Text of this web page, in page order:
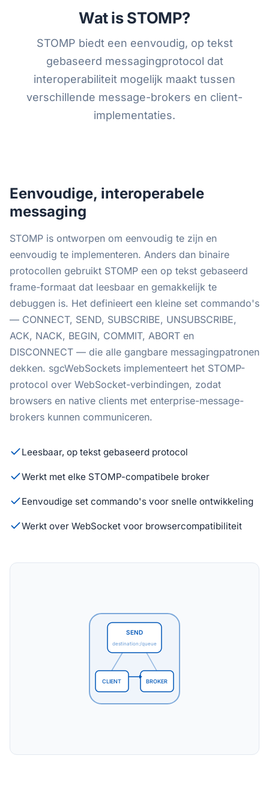
Wat is STOMP?
STOMP biedt een eenvoudig, op tekst
gebaseerd messagingprotocol dat
interoperabiliteit mogelijk maakt tussen
verschillende message-brokers en client-
implementaties.
Eenvoudige, interoperabele
messaging
STOMP is ontworpen om eenvoudig te zijn en
eenvoudig te implementeren. Anders dan binaire
protocollen gebruikt STOMP een op tekst gebaseerd
frame-formaat dat leesbaar en gemakkelijk te
debuggen is. Het definieert een kleine set commando's
— CONNECT, SEND, SUBSCRIBE, UNSUBSCRIBE,
ACK, NACK, BEGIN, COMMIT, ABORT en
DISCONNECT — die alle gangbare messagingpatronen
dekken. sgcWebSockets implementeert het STOMP-
protocol over WebSocket-verbindingen, zodat
browsers en native clients met enterprise-message-
brokers kunnen communiceren.
Leesbaar, op tekst gebaseerd protocol
Werkt met elke STOMP-compatibele broker
Eenvoudige set commando's voor snelle ontwikkeling
Werkt over WebSocket voor browsercompatibiliteit
SEND
destination:/queue
CLIENT BROKER